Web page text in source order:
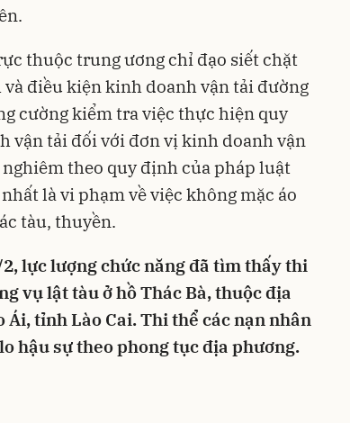
thuộc trung ương chỉ đạo siết chặt
điều kiện kinh doanh vận tải đường
cường kiểm tra việc thực hiện quy
vận tải đối với đơn vị kinh doanh vận
theo quy định của pháp luật
là vi phạm về việc không mặc áo
tàu, thuyền.
lực lượng chức năng đã tìm thấy thi
vụ lật tàu ở hồ Thác Bà, thuộc địa
Ái, tỉnh Lào Cai. Thi thể các nạn nhân
hậu sự theo phong tục địa phương.